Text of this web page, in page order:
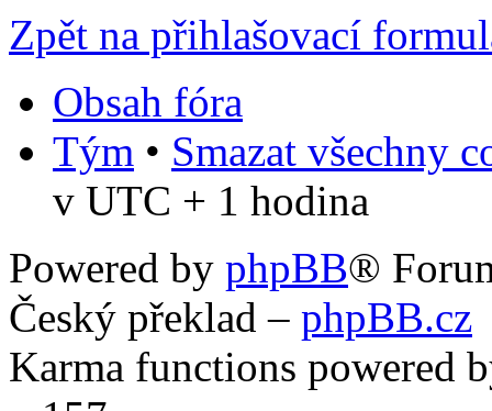
Zpět na přihlašovací
Obsah fóra
Tým • Smazat všechny
v UTC + 1 hodina
Powered by phpBB®
Český překlad – phpBB.cz
Karma functions powered